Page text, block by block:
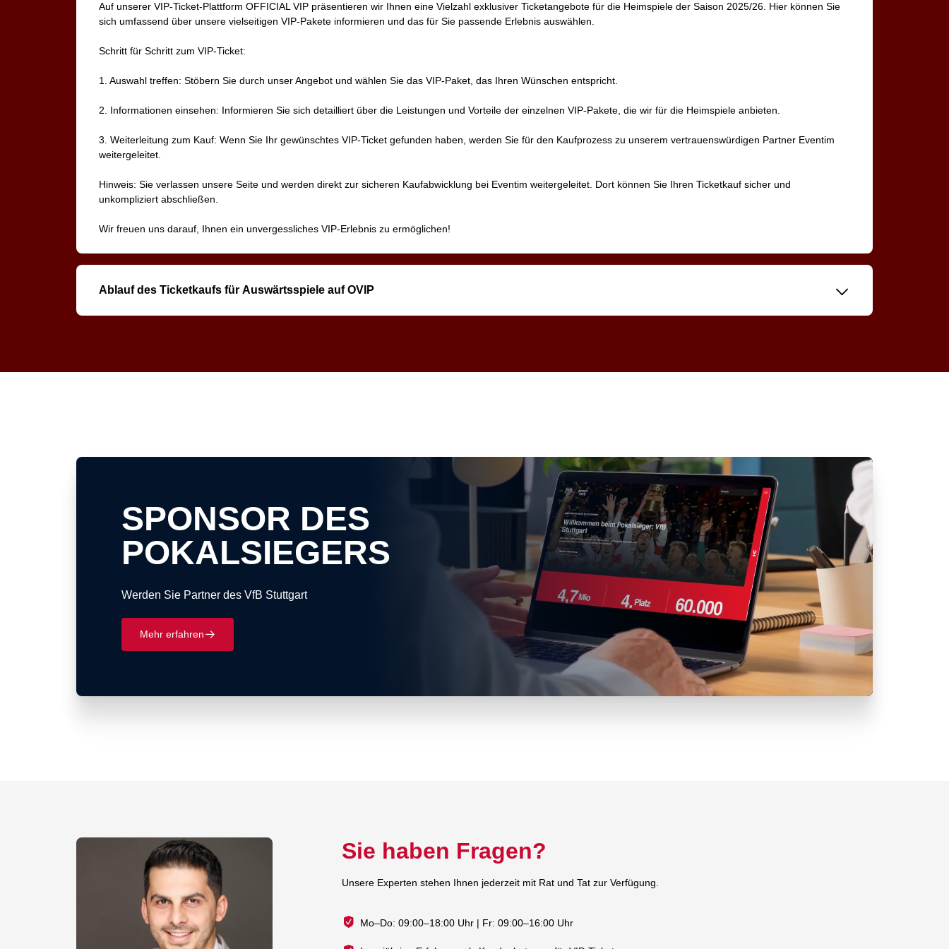
Auf unserer VIP-Ticket-Plattform OFFICIAL VIP präsentieren wir Ihnen eine Vielzahl exklusiver Ticketangebote für die Heimspiele der Saison 2025/26. Hier können Sie
sich umfassend über unsere vielseitigen VIP-Pakete informieren und das für Sie passende Erlebnis auswählen.
Schritt für Schritt zum VIP-Ticket:
1. Auswahl treffen: Stöbern Sie durch unser Angebot und wählen Sie das VIP-Paket, das Ihren Wünschen entspricht.
2. Informationen einsehen: Informieren Sie sich detailliert über die Leistungen und Vorteile der einzelnen VIP-Pakete, die wir für die Heimspiele anbieten.
3. Weiterleitung zum Kauf: Wenn Sie Ihr gewünschtes VIP-Ticket gefunden haben, werden Sie für den Kaufprozess zu unserem vertrauenswürdigen Partner Eventim
weitergeleitet.
Hinweis: Sie verlassen unsere Seite und werden direkt zur sicheren Kaufabwicklung bei Eventim weitergeleitet. Dort können Sie Ihren Ticketkauf sicher und
unkompliziert abschließen.
Wir freuen uns darauf, Ihnen ein unvergessliches VIP-Erlebnis zu ermöglichen!
Ablauf des Ticketkaufs für Auswärtsspiele auf OVIP 􀆈
Auf unserer VIP-Ticket-Seite OVIP informieren wir Sie über die kommenden Auswärtsspiele der Saison 2025/26. Da die VIP-Tickets für ausgewählte Auswärtsspiele
Hinweis: Sie verlassen unsere Seite und werden direkt zur VIP-Seite des gegnerischen Vereins weitergeleitet. Dort können Sie sich über die verfügbaren VIP-Angebote
Wir freuen uns darauf, Ihnen auch bei den Auswärtsspielen ein exklusives VIP-Erlebnis zu ermöglichen!
SPONSOR DES
POKALSIEGERS
Werden Sie Partner des VfB Stuttgart
Mehr erfahren􀄫
Sie haben Fragen?
Unsere Experten stehen Ihnen jederzeit mit Rat und Tat zur Verfügung.
Mo–Do: 09:00–18:00 Uhr | Fr: 09:00–16:00 Uhr